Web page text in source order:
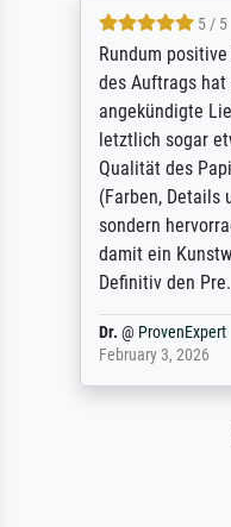
5 / 5
Rundum
des Auftrags
angekündigte
letztlich sogar
Qualität des
(Farben, Details
sondern
damit ein
Definitiv den
Dr. @ ProvenExpert
February 3, 2026